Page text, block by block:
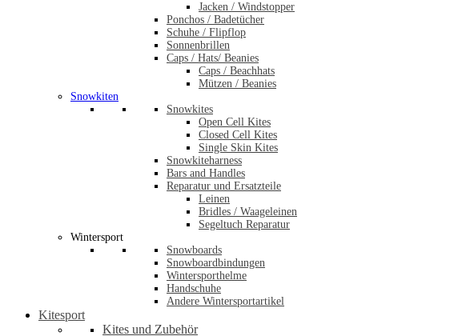
Jacken / Windstopper
Ponchos / Badetücher
Schuhe / Flipflop
Sonnenbrillen
Caps / Hats/ Beanies
Caps / Beachhats
Mützen / Beanies
Snowkiten
Snowkites
Open Cell Kites
Closed Cell Kites
Single Skin Kites
Snowkiteharness
Bars and Handles
Reparatur und Ersatzteile
Leinen
Bridles / Waageleinen
Segeltuch Reparatur
Wintersport
Snowboards
Snowboardbindungen
Wintersporthelme
Handschuhe
Andere Wintersportartikel
Kitesport
Kites und Zubehör